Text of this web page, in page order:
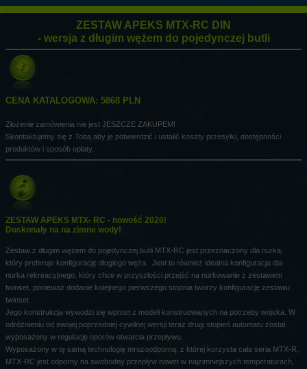
ZESTAW APEKS MTX-RC DIN
- wersja z długim wężem do pojedynczej butli
CENA KATALOGOWA: 5868 PLN
Złożenie zamówienia nie jest JESZCZE ZAKUPEM!
Skontaktujemy się z Tobą aby je potwierdzić i ustalić koszty przesyłki, dostępności
produktów i sposób opłaty.
ZESTAW APEKS MTX- RC - nowość 2020!
Doskonały na na zimne wody!
Zestaw z długim wężem do pojedynczej butli MTX-RC jest przeznaczony dla nurka,
który preferuje konfigurację długiego węża. Jest to również idealna konfiguracja dla
nurka rekreacyjnego, który chce w przyszłości przejść na nurkowanie z zestawem
twinset, ponieważ dodanie kolejnego pierwszego stopnia tworzy konfigurację zestawu
twinset.
Jego konstrukcja wywodzi się wprost z modeli konstruowanych na potrzeby wojska. W
odróżnieniu od swojej poprzedniej cywilnej wersji teraz drugi stopień automatu został
wyposażony w regulację oporów otwarcia przepływu.
Wyposażony w tę samą technologię mrozoodporną, z której korzysta cała seria MTX-R,
MTX-RC jest odporny na swobodny przepływ nawet w najzimniejszych temperaturach,